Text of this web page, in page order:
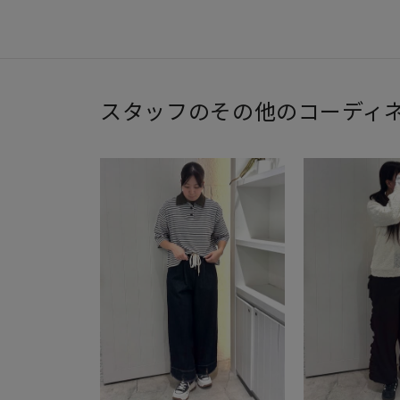
スタッフのその他のコーディ